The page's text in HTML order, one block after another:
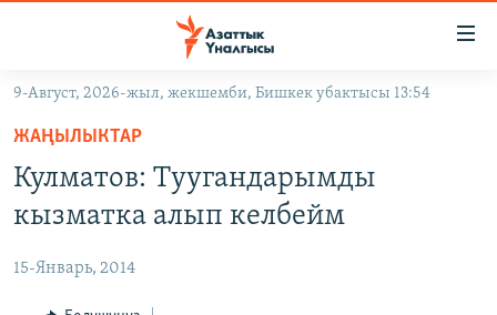
Навигацияга
өтүңүз
Издөөгө
салыңыз
ЭКОНОМИКА
ДҮЙНӨ
БОРБОР АЗИЯ
АТАЙЫН ИЛИКТӨӨ
9-Август, 2026-жыл, жекшемби, Бишкек убактысы 13:54
ЖАҢЫЛЫКТАР
Кулматов: Туугандарымды
кызматка алып келбейм
15-Январь, 2014